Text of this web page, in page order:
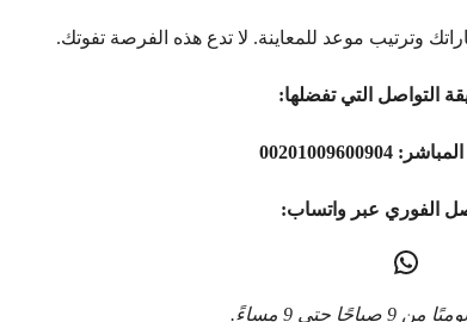
وترتيب موعد للمعاينة. لا تدع هذه الفرصة تفوتك.
التواصل التي تفضلها:
00201009600904
الفوري عبر واتساب:
حتى 9 مساءً.